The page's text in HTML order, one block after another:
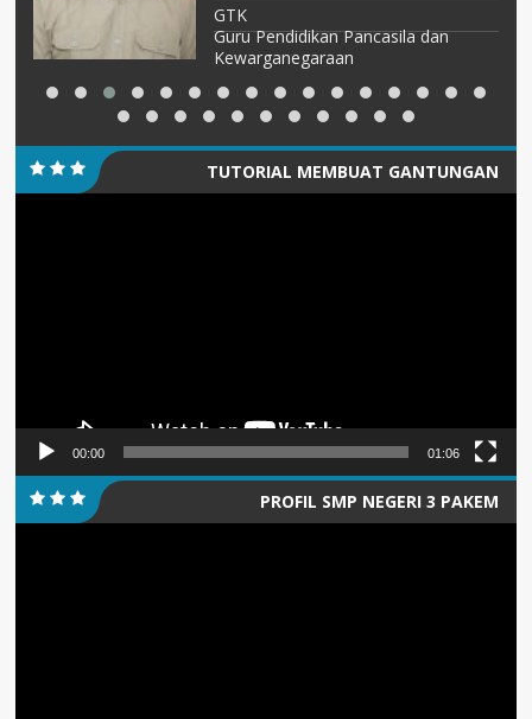
GTK
Guru Pendidikan Pancasila dan
Kewarganegaraan
TUTORIAL MEMBUAT GANTUNGAN
00:00 01:06
PROFIL SMP NEGERI 3 PAKEM